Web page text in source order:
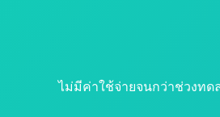
ไม่มีค่าใช้จ่ายจนกว่าช่วงทดล